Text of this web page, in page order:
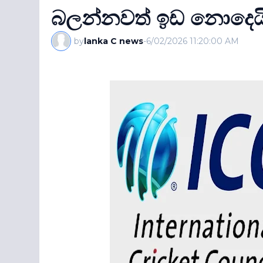
බලන්නවත් ඉඩ
bylanka C news-6/02/2026 11:20:00 AM